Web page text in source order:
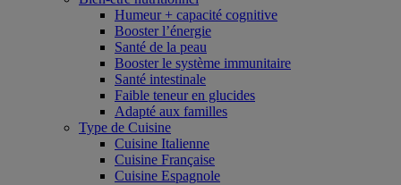
Humeur + capacité cognitive
Booster l’énergie
Santé de la peau
Booster le système immunitaire
Santé intestinale
Faible teneur en glucides
Adapté aux familles
Type de Cuisine
Cuisine Italienne
Cuisine Française
Cuisine Espagnole